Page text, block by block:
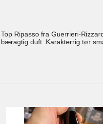
Top Ripasso fra Guerrieri-
bæragtig duft. Karakterrig tør